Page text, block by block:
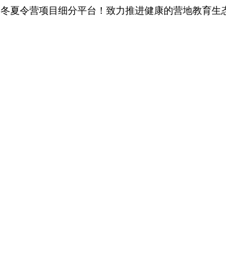
夏令营项目细分平台！致力推进健康的营地教育生